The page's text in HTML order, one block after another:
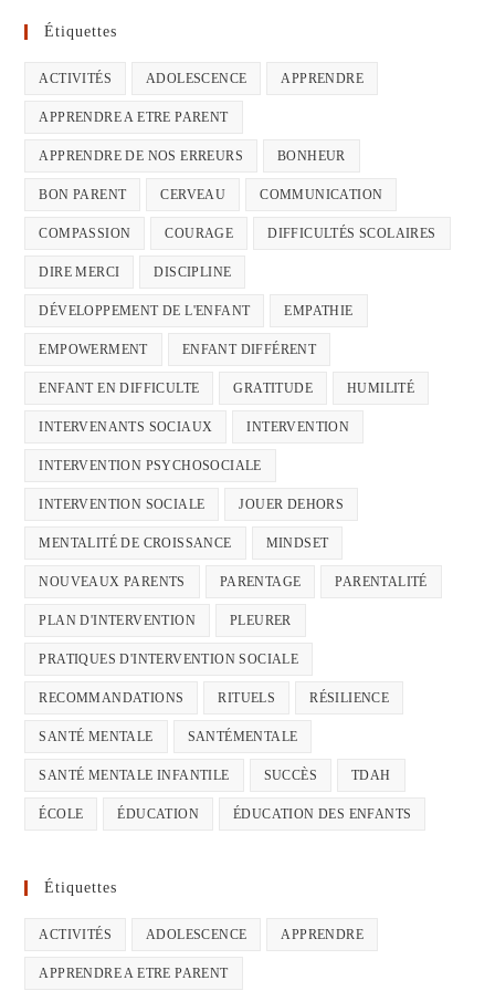
Étiquettes
ACTIVITÉS ADOLESCENCE APPRENDRE
APPRENDRE A ETRE PARENT
APPRENDRE DE NOS ERREURS BONHEUR
BON PARENT CERVEAU COMMUNICATION
COMPASSION COURAGE DIFFICULTÉS SCOLAIRES
DIRE MERCI DISCIPLINE
DÉVELOPPEMENT DE L'ENFANT EMPATHIE
EMPOWERMENT ENFANT DIFFÉRENT
ENFANT EN DIFFICULTE GRATITUDE HUMILITÉ
INTERVENANTS SOCIAUX INTERVENTION
INTERVENTION PSYCHOSOCIALE
INTERVENTION SOCIALE JOUER DEHORS
MENTALITÉ DE CROISSANCE MINDSET
NOUVEAUX PARENTS PARENTAGE PARENTALITÉ
PLAN D'INTERVENTION PLEURER
PRATIQUES D'INTERVENTION SOCIALE
RECOMMANDATIONS RITUELS RÉSILIENCE
SANTÉ MENTALE SANTÉMENTALE
SANTÉ MENTALE INFANTILE SUCCÈS TDAH
ÉCOLE ÉDUCATION ÉDUCATION DES ENFANTS
Étiquettes
ACTIVITÉS ADOLESCENCE APPRENDRE
APPRENDRE A ETRE PARENT